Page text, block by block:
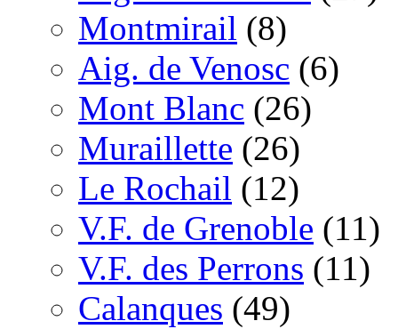
Montmirail (8)
Aig. de Venosc (6)
Mont Blanc (26)
Muraillette (26)
Le Rochail (12)
V.F. de Grenoble (11)
V.F. des Perrons (11)
Calanques (49)